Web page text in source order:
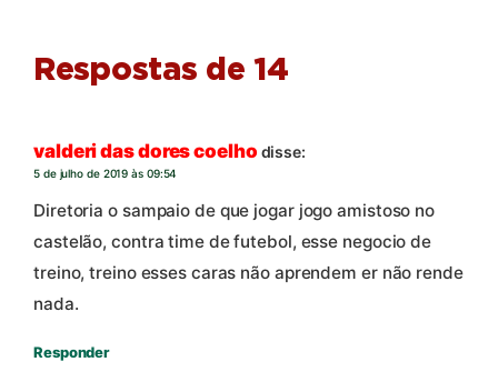
Respostas de 14
valderi das dores coelho disse:
5 de julho de 2019 às 09:54
Diretoria o sampaio de que jogar jogo amistoso no
castelão, contra time de futebol, esse negocio de
treino, treino esses caras não aprendem er não rende
nada.
Responder